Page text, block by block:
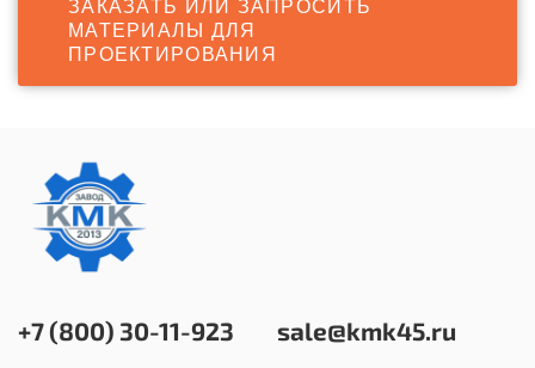
ЗАКАЗАТЬ ИЛИ ЗАПРОСИТЬ
МАТЕРИАЛЫ ДЛЯ
ПРОЕКТИРОВАНИЯ
+7 (800) 30-11-923 sale@kmk45.ru